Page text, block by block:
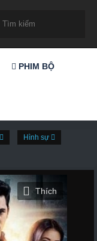
PHIM BỘ
Hình sự